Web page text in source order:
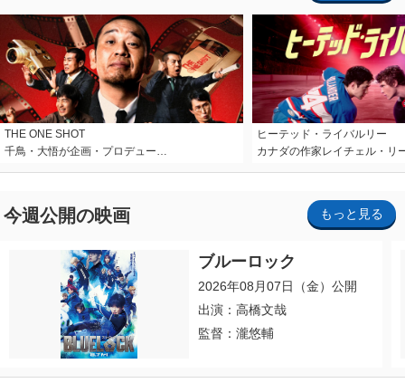
THE ONE SHOT
千鳥・大悟が企画・プロデュー…
ヒーテッド・ライバルリー
カナダの作家レイチェル・リ
今週公開の映画 もっと見る
ブルーロック
2026年08月07日（金）公開
出演：高橋文哉
監督：瀧悠輔